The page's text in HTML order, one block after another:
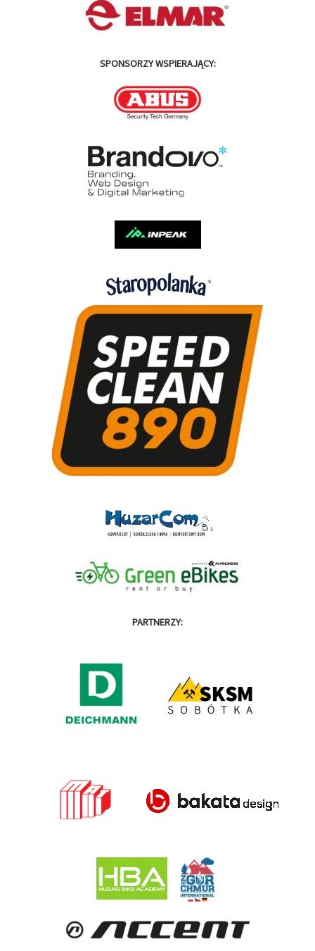
SPONSORZY WSPIERAJĄCY:
PARTNERZY: